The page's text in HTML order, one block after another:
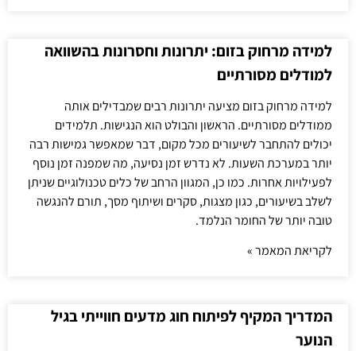
למידה מרחוק בזום: יתרונות וחסרונות בהשוואה
למודלים מסורתיים
למידה מרחוק בזום מציעה יתרונות רבים שמבדילים אותה
ממודלים מסורתיים. הראשון והבולט הוא הנגישות. תלמידים
יכולים להתחבר לשיעורים מכל מקום, דבר שמאפשר גמישות רבה
יותר במערכת השעות. לא נדרש זמן נסיעה, מה שמפנה זמן נוסף
לפעילויות אחרות. כמו כן, המגוון הרחב של כלים טכנולוגיים שניתן
לשלב בשיעורים, כגון מצגות, סקרים ושיתוף מסך, תורם להנגשה
טובה יותר של החומר הנלמד.
לקריאת המאמר »
המדריך המקיף לפיתוח חוג מדעים חווייתי בגיל
הנוער